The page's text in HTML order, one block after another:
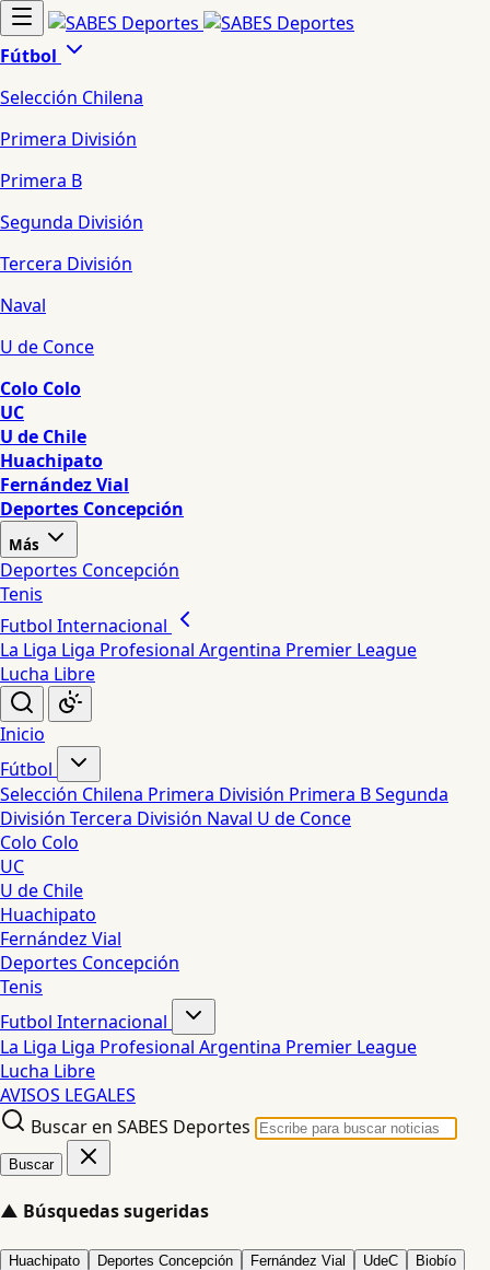
Fútbol
Selección Chilena
Primera División
Primera B
Segunda División
Tercera División
Naval
U de Conce
Colo Colo
UC
U de Chile
Huachipato
Fernández Vial
Deportes Concepción
Más
Deportes Concepción
Tenis
Futbol Internacional
La Liga Liga Profesional Argentina Premier League
Lucha Libre
Inicio
Fútbol
Selección Chilena Primera División Primera BSegunda
División Tercera División Naval U de Conce
Colo Colo
UC
U de Chile
Huachipato
Fernández Vial
Deportes Concepción
Tenis
Futbol Internacional
La Liga Liga Profesional Argentina Premier League
Lucha Libre
AVISOS LEGALES
Buscar en SABES Deportes
Buscar
▲ Búsquedas sugeridas
Huachipato Deportes Concepción Fernández Vial UdeC Biobío